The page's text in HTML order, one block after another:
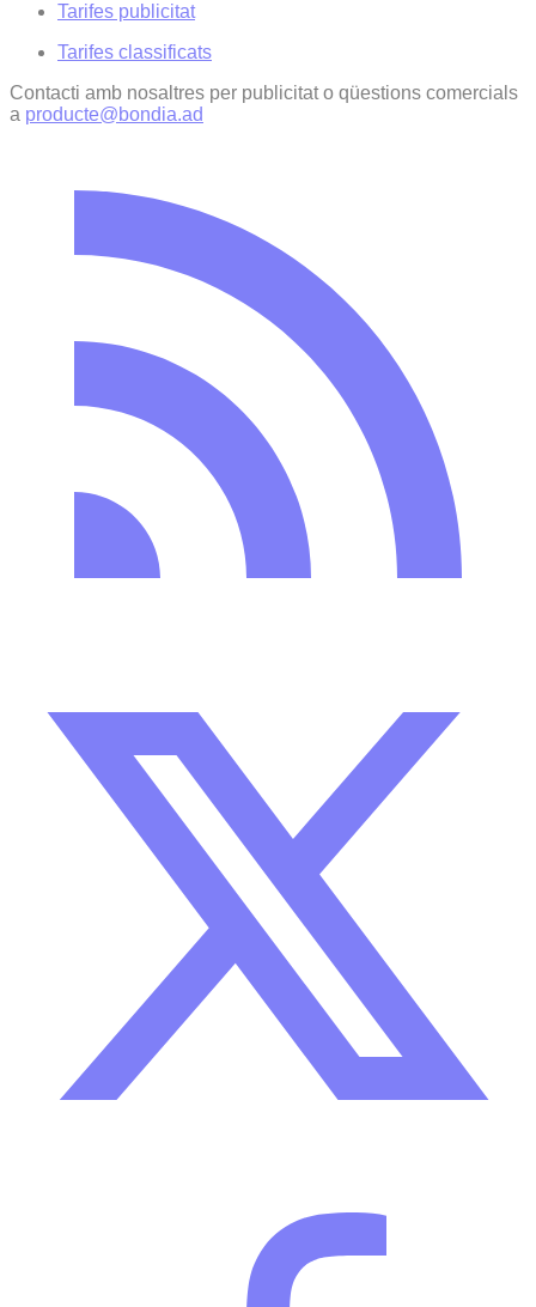
Tarifes publicitat
Tarifes classificats
Contacti amb nosaltres per publicitat o qüestions comercials
a producte@bondia.ad